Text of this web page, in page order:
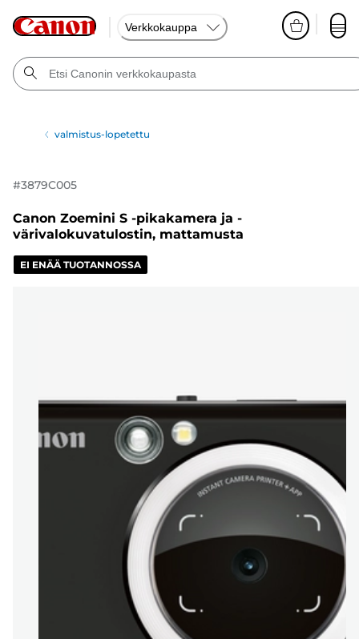
Verkkokauppa
valmistus-lopetettu
#3879C005
Canon Zoemini S -pikakamera ja -
värivalokuvatulostin, mattamusta
EI ENÄÄ TUOTANNOSSA